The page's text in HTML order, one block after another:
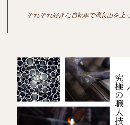
それぞれ好きな自転車で高良山を上